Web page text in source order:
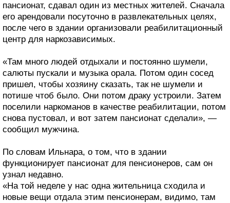
пансионат, сдавал один из местных жителей. Сначала
его арендовали посуточно в развлекательных целях,
после чего в здании организовали реабилитационный
центр для наркозависимых.
«Там много людей отдыхали и постоянно шумели,
салюты пускали и музыка орала. Потом один сосед
пришел, чтобы хозяину сказать, так не шумели и
потише чтоб было. Они потом драку устроили. Затем
поселили наркоманов в качестве реабилитации, потом
снова пустовал, и вот затем пансионат сделали», —
сообщил мужчина.
По словам Ильнара, о том, что в здании
функционирует пансионат для пенсионеров, сам он
узнал недавно.
«На той неделе у нас одна жительница сходила и
новые вещи отдала этим пенсионерам, видимо, там